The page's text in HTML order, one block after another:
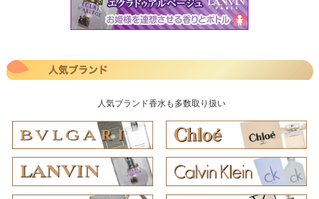
人気ブランド香水も多数取り扱い